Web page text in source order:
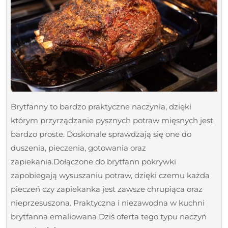
Brytfanny to bardzo praktyczne naczynia, dzięki
którym przyrządzanie pysznych potraw mięsnych jest
bardzo proste. Doskonale sprawdzają się one do
duszenia, pieczenia, gotowania oraz
zapiekania.Dołączone do brytfann pokrywki
zapobiegają wysuszaniu potraw, dzięki czemu każda
pieczeń czy zapiekanka jest zawsze chrupiąca oraz
nieprzesuszona. Praktyczna i niezawodna w kuchni
brytfanna emaliowana Dziś oferta tego typu naczyń